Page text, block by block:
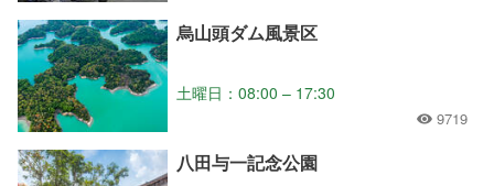
烏山頭ダム風景区
土曜日：08:00 – 17:30
9719
八田与一記念公園